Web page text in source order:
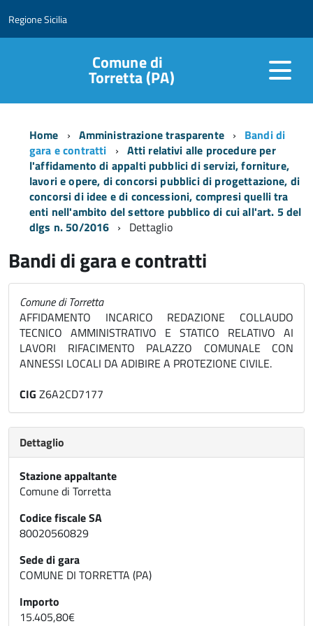
Regione Sicilia
Comune di
Torretta (PA)
Home Amministrazione trasparente
Bandi di
gara e contratti
Atti relativi alle procedure per
l'affidamento di appalti pubblici di servizi, forniture,
lavori e opere, di concorsi pubblici di progettazione, di
concorsi di idee e di concessioni, compresi quelli tra
enti nell'ambito del settore pubblico di cui all'art. 5 del
dlgs n. 50/2016
Dettaglio
Bandi di gara e contratti
Comune di Torretta
AFFIDAMENTO INCARICO REDAZIONE COLLAUDO
TECNICO AMMINISTRATIVO E STATICO RELATIVO AI
LAVORI RIFACIMENTO PALAZZO COMUNALE CON
ANNESSI LOCALI DA ADIBIRE A PROTEZIONE CIVILE.
CIG Z6A2CD7177
Dettaglio
Stazione appaltante
Comune di Torretta
Codice fiscale SA
80020560829
Sede di gara
COMUNE DI TORRETTA (PA)
Importo
15.405,80€